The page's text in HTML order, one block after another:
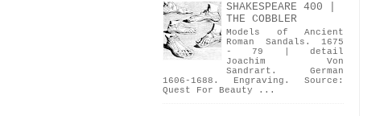
SHAKESPEARE 400 |
THE COBBLER
Models of Ancient
Roman Sandals. 1675
- 79 | detail
Joachim Von
Sandrart. German
1606-1688. Engraving. Source:
Quest For Beauty ...